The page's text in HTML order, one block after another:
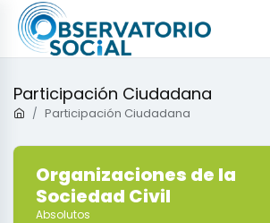
Participación Ciudadana
Participación Ciudadana
Organizaciones de la
Sociedad Civil
Absolutos